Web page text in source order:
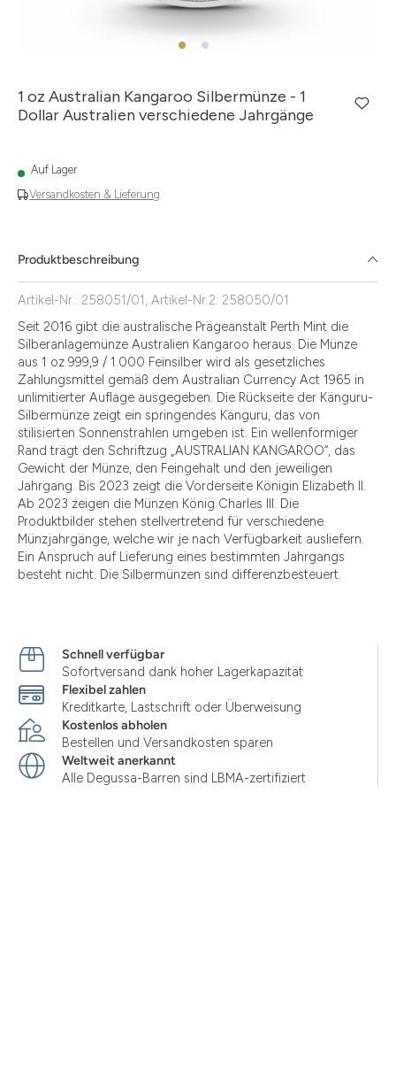
1 oz Australian Kangaroo Silbermünze - 1
Dollar Australien verschiedene Jahrgänge
Versandkosten & Lieferung
Auf Lager
Produktbeschreibung
Artikel-Nr.: 258051/01, Artikel-Nr.2: 258050/01
Seit 2016 gibt die australische Prägeanstalt Perth Mint die
Silberanlagemünze Australien Kangaroo heraus. Die Münze
aus 1 oz 999,9 / 1.000 Feinsilber wird als gesetzliches
Zahlungsmittel gemäß dem Australian Currency Act 1965 in
unlimitierter Auflage ausgegeben. Die Rückseite der Känguru-
Silbermünze zeigt ein springendes Känguru, das von
stilisierten Sonnenstrahlen umgeben ist. Ein wellenförmiger
Rand trägt den Schriftzug „AUSTRALIAN KANGAROO“, das
Gewicht der Münze, den Feingehalt und den jeweiligen
Jahrgang. Bis 2023 zeigt die Vorderseite Königin Elizabeth II.
Ab 2023 zeigen die Münzen König Charles III. Die
Produktbilder stehen stellvertretend für verschiedene
Münzjahrgänge, welche wir je nach Verfügbarkeit ausliefern.
Ein Anspruch auf Lieferung eines bestimmten Jahrgangs
besteht nicht. Die Silbermünzen sind differenzbesteuert.
Schnell verfügbar
Sofortversand dank hoher Lagerkapazität
Flexibel zahlen
Kreditkarte, Lastschrift oder Überweisung
Kostenlos abholen
Bestellen und Versandkosten sparen
Weltweit anerkannt
Alle Degussa-Barren sind LBMA-zertifiziert